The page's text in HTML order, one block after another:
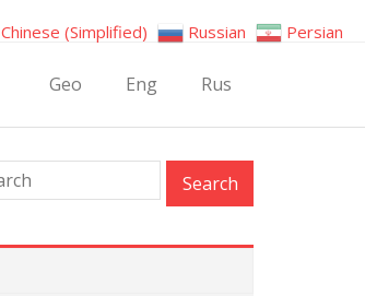
Geo Eng Rus
Chinese (Simplified) Russian Persian